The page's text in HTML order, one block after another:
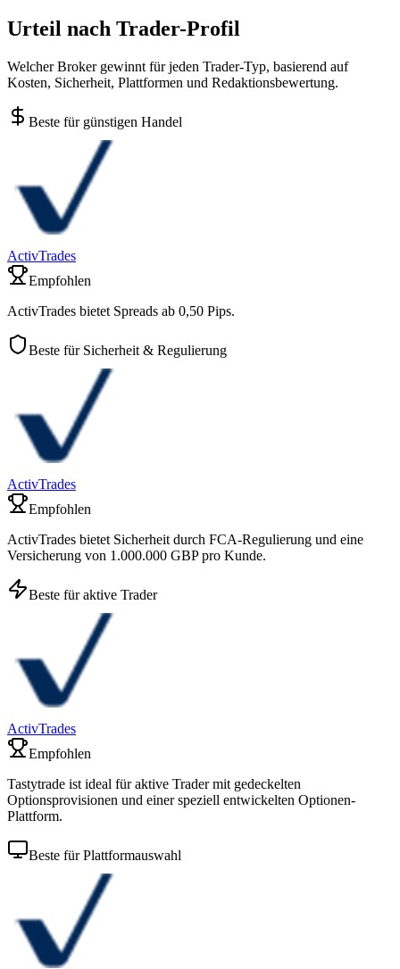
Urteil nach Trader-Profil
Welcher Broker gewinnt für jeden Trader-Typ, basierend auf
Kosten, Sicherheit, Plattformen und Redaktionsbewertung.
Beste für günstigen Handel
ActivTrades
Empfohlen
ActivTrades bietet Spreads ab 0,50 Pips.
Beste für Sicherheit & Regulierung
ActivTrades
Empfohlen
ActivTrades bietet Sicherheit durch FCA-Regulierung und eine
Versicherung von 1.000.000 GBP pro Kunde.
Beste für aktive Trader
ActivTrades
Empfohlen
Tastytrade ist ideal für aktive Trader mit gedeckelten
Optionsprovisionen und einer speziell entwickelten Optionen-
Plattform.
Beste für Plattformauswahl